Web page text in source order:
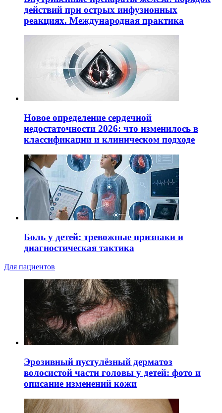
действий при острых инфузионных
реакциях. Международная практика
Новое определение сердечной
недостаточности 2026: что изменилось в
классификации и клиническом подходе
Боль у детей: тревожные признаки и
диагностическая тактика
Для пациентов
Эрозивный пустулёзный дерматоз
волосистой части головы у детей: фото и
описание изменений кожи